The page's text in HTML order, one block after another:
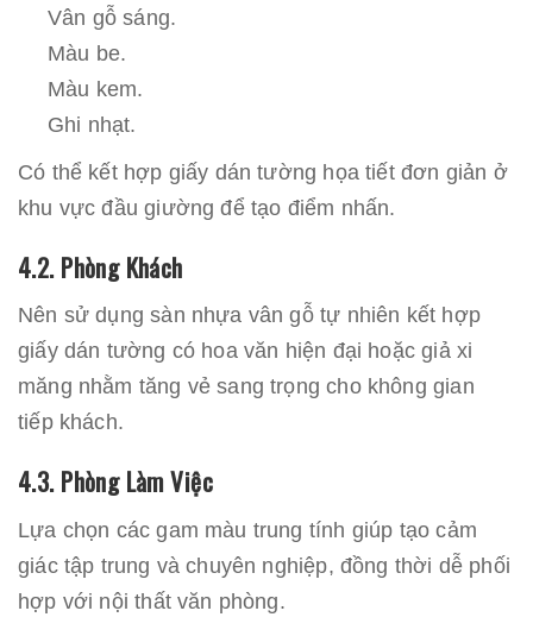
Vân gỗ sáng.
Màu be.
Màu kem.
Ghi nhạt.
Có thể kết hợp giấy dán tường họa tiết đơn giản ở
khu vực đầu giường để tạo điểm nhấn.
4.2. Phòng Khách
Nên sử dụng sàn nhựa vân gỗ tự nhiên kết hợp
giấy dán tường có hoa văn hiện đại hoặc giả xi
măng nhằm tăng vẻ sang trọng cho không gian
tiếp khách.
4.3. Phòng Làm Việc
Lựa chọn các gam màu trung tính giúp tạo cảm
giác tập trung và chuyên nghiệp, đồng thời dễ phối
hợp với nội thất văn phòng.